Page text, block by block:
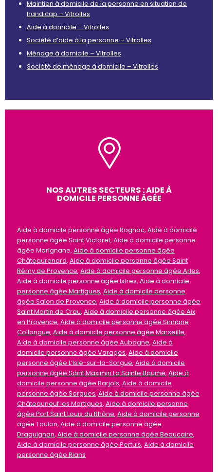
Maintien à domicile de la personne en situation de
handicap – Vitrolles
Aide à domicile – Vitrolles
Société d’aide à la personne – Vitrolles
Ménage à domicile – Vitrolles
Société de ménage à domicile – Vitrolles
NOS AUTRES SECTEURS : AIDE À
DOMICILE PERSONNE ÂGÉE
Aide à domicile personne âgée Rognac, Aide à domicile
personne âgée Saint Victoret, Aide à domicile personne
âgée Marignane, Aide à domicile personne âgée
Châteaurenard, Aide à domicile personne âgée Saint
Rémy de Provence, Aide à domicile personne âgée Arles,
Aide à domicile personne âgée Istres, Aide à domicile
personne âgée Martigues, Aide à domicile personne
âgée Salon de Provence, Aide à domicile personne âgée
Saint Martin de Crau, Aide à domicile personne âgée Aix
en Provence, Aide à domicile personne âgée Simiane
Collongue, Aide à domicile personne âgée Marseille,
Aide à domicile personne âgée Aubagne, Aide à
domicile personne âgée Varages, Aide à domicile
personne âgée L’Isle-sur-la-Sorgue, Aide à domicile
personne âgée Saint Maximin La Sainte Baume, Aide à
domicile personne âgée Barjols, Aide à domicile
personne âgée Sorgues, Aide à domicile personne âgée
Châteauneuf les Martigues, Aide à domicile personne
âgée Port Saint Louis du Rhône, Aide à domicile personne
âgée Toulon, Aide à domicile personne âgée
Draguignan, Aide à domicile personne âgée Beaucaire,
Aide à domicile personne âgée Pertuis, Aide à domicile
personne âgée Rians